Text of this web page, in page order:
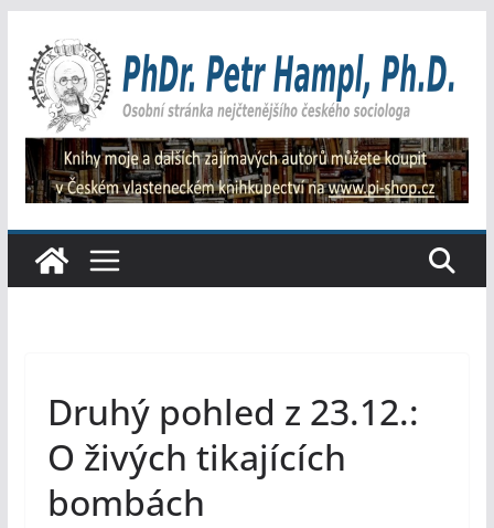
obsah
Druhý pohled z 23.12.:
O živých tikajících
bombách